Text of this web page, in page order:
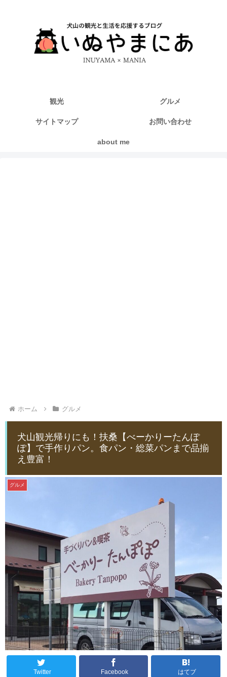
観光 グルメ
サイトマップ お問い合わせ
about me
ホーム グルメ
犬山観光帰りにも！扶桑【べーかりーたんぽ
ぽ】で手作りパン。食パン・総菜パンまで品揃
え豊富！
グルメ
Twitter Facebook はてブ